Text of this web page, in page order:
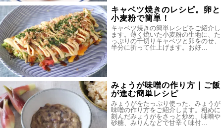
キャベツ焼きのレシピ。卵と
小麦粉で簡単！
キャベツ焼きの簡単レシピをご紹介し
ます。薄く焼いた小麦粉の生地に、た
っぷりの千切りキャベツと卵をのせ、
半分に折って仕上げます。お好…
みょうが味噌の作り方｜ご飯
が進む簡単レシピ
みょうがをたっぷり使った、みょうが
味噌の作り方をご紹介します。粗めに
刻んだみょうがをさっと炒め、味噌や
砂糖、みりんなどで甘辛く味付…